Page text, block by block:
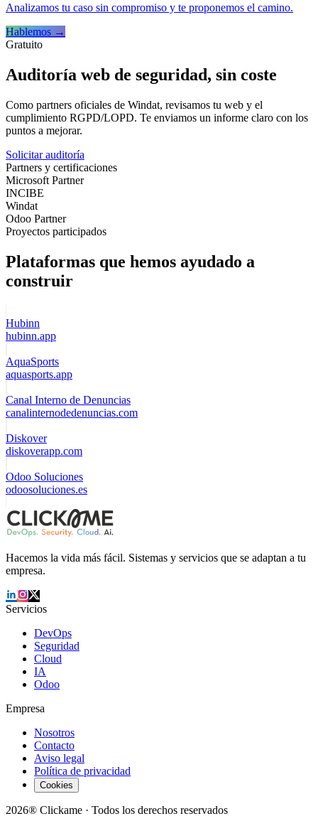
Analizamos tu caso sin compromiso y te proponemos el camino.
Hablemos →
Gratuito
Auditoría web de seguridad, sin coste
Como partners oficiales de Windat, revisamos tu web y el
cumplimiento RGPD/LOPD. Te enviamos un informe claro con los
puntos a mejorar.
Solicitar auditoría
Partners y certificaciones
Microsoft Partner
INCIBE
Windat
Odoo Partner
Proyectos participados
Plataformas que hemos ayudado a
construir
Hubinn
hubinn.app
AquaSports
aquasports.app
Canal Interno de Denuncias
canalinternodedenuncias.com
Diskover
diskoverapp.com
Odoo Soluciones
odoosoluciones.es
Hacemos la vida más fácil. Sistemas y servicios que se adaptan a tu
empresa.
Servicios
DevOps
Seguridad
Cloud
IA
Odoo
Empresa
Nosotros
Contacto
Aviso legal
Política de privacidad
Cookies
2026® Clickame · Todos los derechos reservados